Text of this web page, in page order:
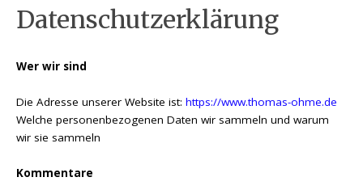
Datenschutzerklärung
Wer wir sind
Die Adresse unserer Website ist:https://www.thomas-ohme.de
Welche personenbezogenen Daten wir sammeln und warum
wir sie sammeln
Kommentare